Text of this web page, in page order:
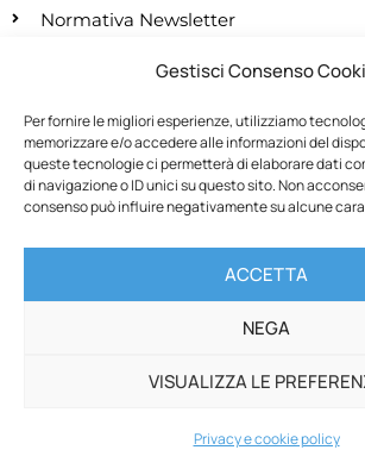
Gestisci Consenso
Per fornire le migliori esperienze, utilizziamo
memorizzare e/o accedere alle informazioni del
queste tecnologie ci permetterà di elaborare dati
di navigazione o ID unici su questo sito. Non
consenso può influire negativamente su alcune
ACCETTA
NEGA
VISUALIZZA LE
Privacy e cookie policy
Normativa Newsletter
segreteria@montessori.it
(+39) 06.584.865
(+39) 06.587.959
SOCIALS
© All rights reserved